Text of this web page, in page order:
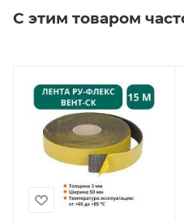
С этим товаром